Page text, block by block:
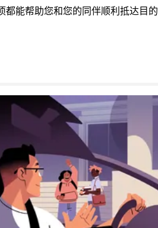
能帮助您和您的同伴顺利抵达目的